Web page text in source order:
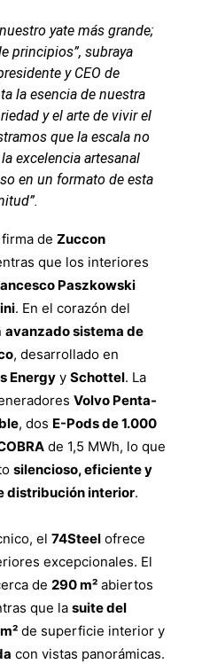
yate más grande;
principios”, subraya
y CEO de
la esencia de nuestra
y el arte de vivir el
que la escala no
excelencia artesanal
en un formato de esta
de Zuccon
que los interiores
Paszkowski
. En el corazón del
avanzado sistema de
, desarrollado en
Energy y Schottel. La
Volvo Penta-
, dos E-Pods de 1.000
de 1,5 MWh, lo que
silencioso, eficiente y
distribución interior.
el 74Steel ofrece
excepcionales. El
de 290 m² abiertos
que la suite del
de superficie interior y
con vistas panorámicas.